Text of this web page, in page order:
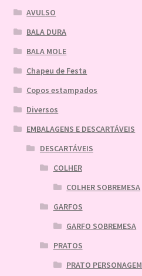
AVULSO
BALA DURA
BALA MOLE
Chapeu de Festa
Copos estampados
Diversos
EMBALAGENS E DESCARTÁVEIS
DESCARTÁVEIS
COLHER
COLHER SOBREMESA
GARFOS
GARFO SOBREMESA
PRATOS
PRATO PERSONAGEM